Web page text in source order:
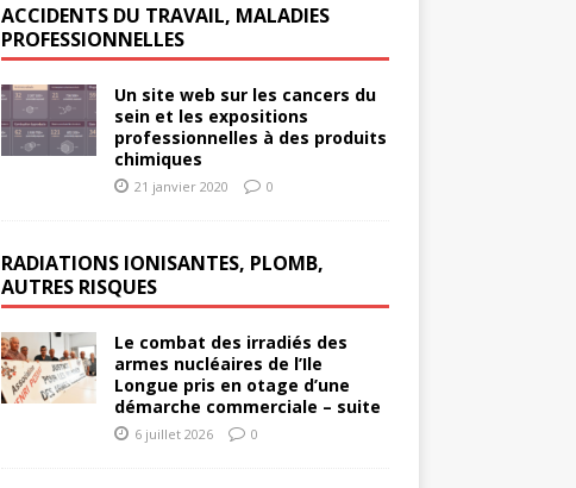
ACCIDENTS DU TRAVAIL, MALADIES
PROFESSIONNELLES
Un site web sur les cancers du
sein et les expositions
professionnelles à des produits
chimiques
21 janvier 2020 0
RADIATIONS IONISANTES, PLOMB,
AUTRES RISQUES
Le combat des irradiés des
armes nucléaires de l’Ile
Longue pris en otage d’une
démarche commerciale – suite
6 juillet 2026 0